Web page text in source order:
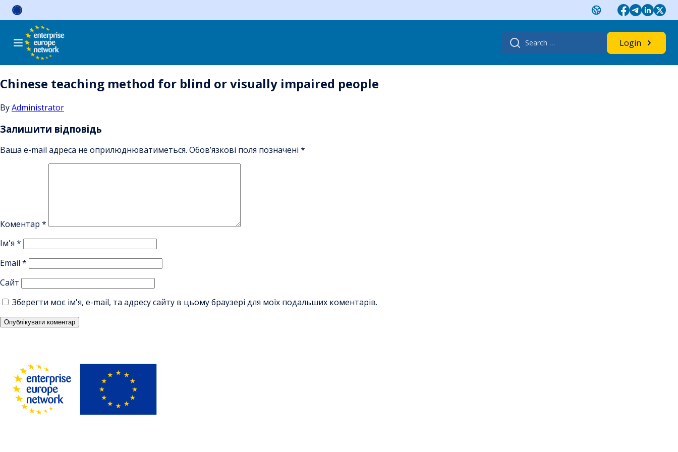
Skip
Search
for:
Login
Chinese teaching method for blind or visually impaired people
ByAdministrator
Залишити відповідь
Ваша e-mail адреса не оприлюднюватиметься. Обов’язкові поля позначені *
Коментар *
Ім'я *
Email *
Сайт
Зберегти моє ім'я, e-mail, та адресу сайту в цьому браузері для моїх подальших коментарів.